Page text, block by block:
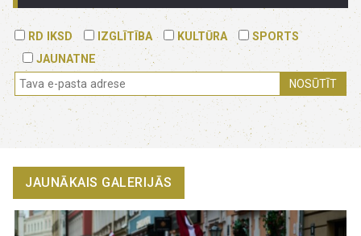
RD IKSD IZGLĪTĪBA KULTŪRA
SPORTS
JAUNATNE
NOSŪTĪT
JAUNĀKAIS GALERIJĀS